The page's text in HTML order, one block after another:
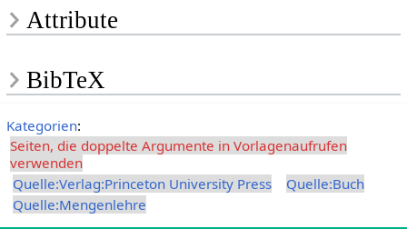
Attribute
BibTeX
Kategorien:
Seiten, die doppelte Argumente in Vorlagenaufrufen
verwenden
Quelle:Verlag:Princeton University Press
Quelle:Buch
Quelle:Mengenlehre